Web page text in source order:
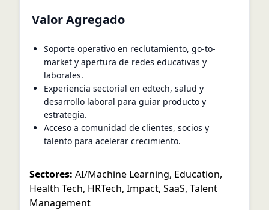
Valor Agregado
Soporte operativo en reclutamiento, go-to-
market y apertura de redes educativas y
laborales.
Experiencia sectorial en edtech, salud y
desarrollo laboral para guiar producto y
estrategia.
Acceso a comunidad de clientes, socios y
talento para acelerar crecimiento.
Sectores: AI/Machine Learning, Education,
Health Tech, HRTech, Impact, SaaS, Talent
Management